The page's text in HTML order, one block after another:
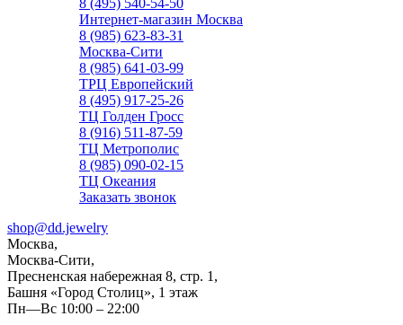
8 (495) 540-54-50
Интернет-магазин Москва
8 (985) 623-83-31
Москва-Сити
8 (985) 641-03-99
ТРЦ Европейский
8 (495) 917-25-26
ТЦ Голден Гросс
8 (916) 511-87-59
ТЦ Метрополис
8 (985) 090-02-15
ТЦ Океания
Заказать звонок
shop@dd.jewelry
Москва,
Москва-Сити,
Пресненская набережная 8, стр. 1,
Башня «Город Столиц», 1 этаж
Пн—Вс 10:00 – 22:00